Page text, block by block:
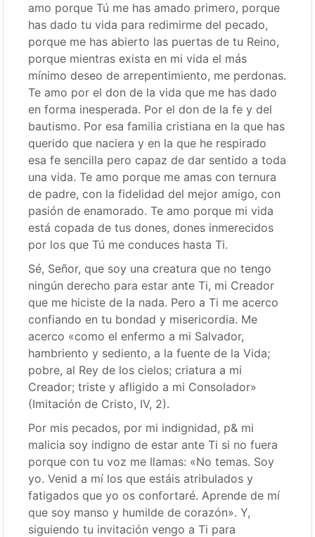
amo porque Tú me has amado primero, porque
has dado tu vida para redimirme del pecado,
porque me has abierto las puertas de tu Reino,
porque mientras exista en mi vida el más
mínimo deseo de arrepentimiento, me perdonas.
Te amo por el don de la vida que me has dado
en forma inesperada. Por el don de la fe y del
bautismo. Por esa familia cristiana en la que has
querido que naciera y en la que he respirado
esa fe sencilla pero capaz de dar sentido a toda
una vida. Te amo porque me amas con ternura
de padre, con la fidelidad del mejor amigo, con
pasión de enamorado. Te amo porque mi vida
está copada de tus dones, dones inmerecidos
por los que Tú me conduces hasta Ti.
Sé, Señor, que soy una creatura que no tengo
ningún derecho para estar ante Ti, mi Creador
que me hiciste de la nada. Pero a Ti me acerco
confiando en tu bondad y misericordia. Me
acerco «como el enfermo a mi Salvador,
hambriento y sediento, a la fuente de la Vida;
pobre, al Rey de los cielos; criatura a mi
Creador; triste y afligido a mi Consolador»
(Imitación de Cristo, IV, 2).
Por mis pecados, por mi indignidad, p& mi
malicia soy indigno de estar ante Ti si no fuera
porque con tu voz me llamas: «No temas. Soy
yo. Venid a mí los que estáis atribulados y
fatigados que yo os confortaré. Aprende de mí
que soy manso y humilde de corazón». Y,
siguiendo tu invitación vengo a Ti para